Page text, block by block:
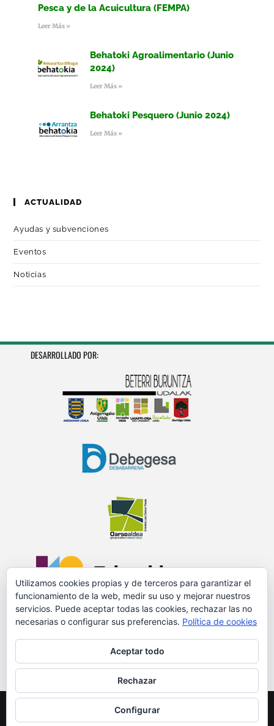
Pesca y de la Acuicultura (FEMPA)
Leer Más »
Behatoki Agroalimentario (Junio
2024)
Leer Más »
Behatoki Pesquero (Junio 2024)
Leer Más »
ACTUALIDAD
Ayudas y subvenciones
Eventos
Noticias
DESARROLLADO POR:
PROMOVIDO Y FINANCIADO POR:
Utilizamos cookies propias y de terceros para garantizar el
funcionamiento de la web, medir su uso y mejorar nuestros
servicios. Puede aceptar todas las cookies, rechazar las no
necesarias o configurar sus preferencias. Política de cookies
Aceptar todo
Rechazar
Configurar